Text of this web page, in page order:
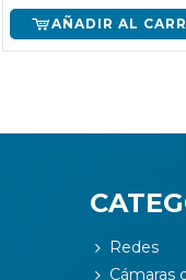
AÑADIR AL
Redes
Cámaras